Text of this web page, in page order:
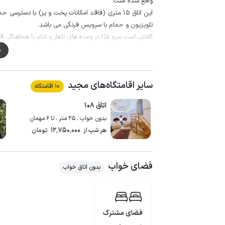
تلویزیون و حمام با سرویس فرنگی می باشد.
گفتنی است سرو غذا در وعده های ناهار و شام با هماهنگی
از مشاعات این مجموعه می توان به حیاط دنج مزین به
بیشتر، محوطه، ایوان و مشاعات مجهز به دوربین مداربسته
سایر اقامتگاه‌های مجید 10 اقامتگاه
اتاق ۱۰۸
بدون خواب . 25 متر . تا 6 مهمان
هر شب از 12٬750٬000 تومان
فضای خواب بدون اتاق خواب
فضای مشترک